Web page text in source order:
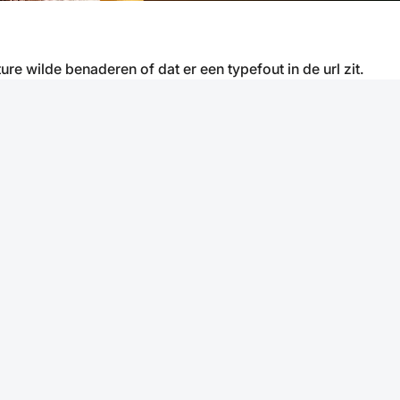
wilde benaderen of dat er een typefout in de url zit.